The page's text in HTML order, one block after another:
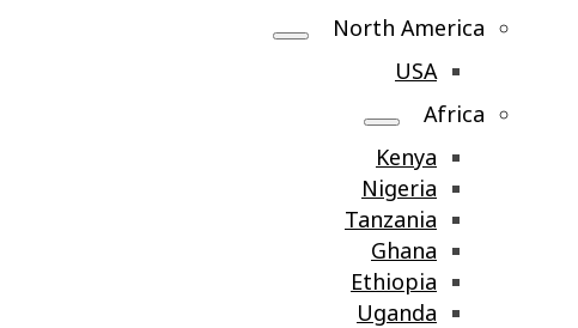
North America
USA
Africa
Kenya
Nigeria
Tanzania
Ghana
Ethiopia
Uganda